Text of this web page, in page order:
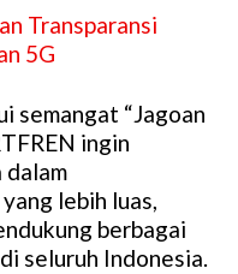
Transparansi
5G
semangat “Jagoan
ingin
dalam
lebih luas,
berbagai
seluruh Indonesia.